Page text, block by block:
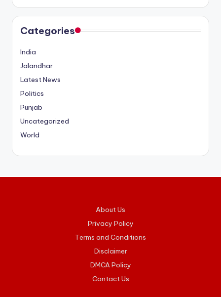
Categories
India
Jalandhar
Latest News
Politics
Punjab
Uncategorized
World
About Us
Privacy Policy
Terms and Conditions
Disclaimer
DMCA Policy
Contact Us